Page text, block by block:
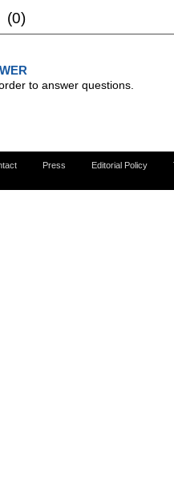
(0)
to answer questions.
Press Editorial Policy